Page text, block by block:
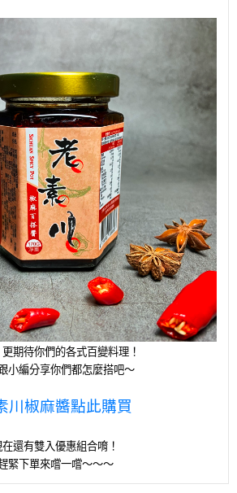
期待你們的各式百變料理！
小編分享你們都怎麼搭吧～
川椒麻醬點此購買
在還有雙入優惠組合唷！
緊下單來嚐一嚐～～～